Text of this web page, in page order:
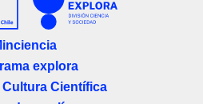
explora
Cultura Científica